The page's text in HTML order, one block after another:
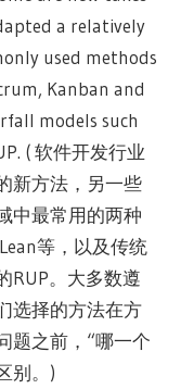
a relatively
used methods
Kanban and
models such
( 软件开发行业
新方法，另一些
中最常用的两种
等，以及传统
RUP。大多数遵
选择的方法在方
题之前，“哪一个
别。)